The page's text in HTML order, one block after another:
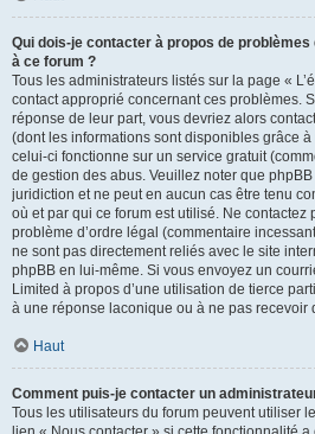
Qui dois-je contacter à propos de problèmes
à ce forum ?
Tous les administrateurs listés sur la page «
contact approprié concernant ces problèmes.
réponse de leur part, vous devriez alors
(dont les informations sont disponibles grâce à
celui-ci fonctionne sur un service gratuit
de gestion des abus. Veuillez noter que
juridiction et ne peut en aucun cas être tenu
où et par qui ce forum est utilisé. Ne contactez
problème d’ordre légal (commentaire
ne sont pas directement reliés avec le site
phpBB en lui-même. Si vous envoyez un
Limited à propos d’une utilisation de tierce
à une réponse laconique ou à ne pas recevoir
Haut
Comment puis-je contacter un
Tous les utilisateurs du forum peuvent utiliser